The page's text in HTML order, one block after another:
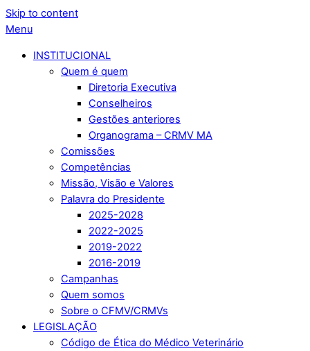
Skip to content
Menu
INSTITUCIONAL
Quem é quem
Diretoria Executiva
Conselheiros
Gestões anteriores
Organograma – CRMV MA
Comissões
Competências
Missão, Visão e Valores
Palavra do Presidente
2025-2028
2022-2025
2019-2022
2016-2019
Campanhas
Quem somos
Sobre o CFMV/CRMVs
LEGISLAÇÃO
Código de Ética do Médico Veterinário